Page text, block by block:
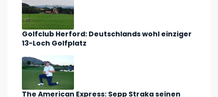
Golfclub Herford: Deutschlands wohl einziger
13-Loch Golfplatz
The American Express: Sepp Straka seinen